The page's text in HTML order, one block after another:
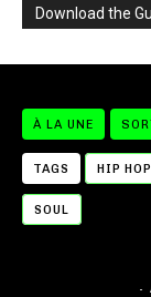
Download the
À LA UNE
TAGS HIP HOP
SOUL
-